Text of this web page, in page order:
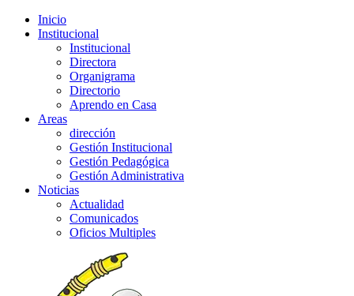
Inicio
Institucional
Institucional
Directora
Organigrama
Directorio
Aprendo en Casa
Areas
dirección
Gestión Institucional
Gestión Pedagógica
Gestión Administrativa
Noticias
Actualidad
Comunicados
Oficios Multiples